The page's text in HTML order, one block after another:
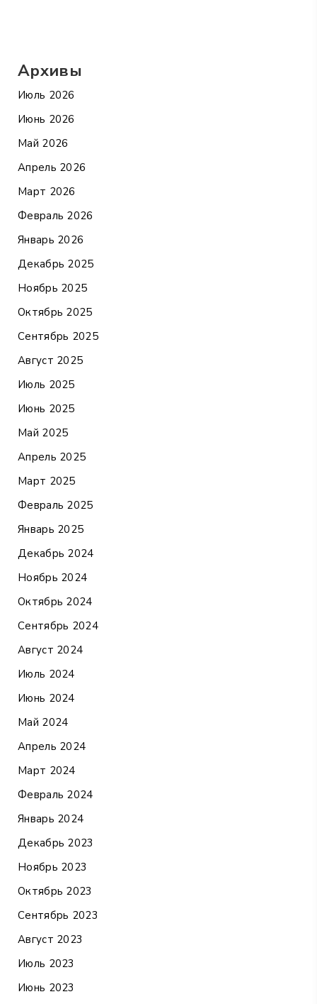
Архивы
Июль 2026
Июнь 2026
Май 2026
Апрель 2026
Март 2026
Февраль 2026
Январь 2026
Декабрь 2025
Ноябрь 2025
Октябрь 2025
Сентябрь 2025
Август 2025
Июль 2025
Июнь 2025
Май 2025
Апрель 2025
Март 2025
Февраль 2025
Январь 2025
Декабрь 2024
Ноябрь 2024
Октябрь 2024
Сентябрь 2024
Август 2024
Июль 2024
Июнь 2024
Май 2024
Апрель 2024
Март 2024
Февраль 2024
Январь 2024
Декабрь 2023
Ноябрь 2023
Октябрь 2023
Сентябрь 2023
Август 2023
Июль 2023
Июнь 2023